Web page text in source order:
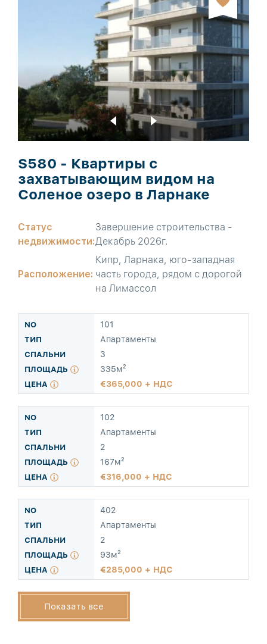
S580 - Квартиры с
захватывающим видом на
Соленое озеро в Ларнаке
Статус
недвижимости:
Завершение строительства -
Декабрь 2026г.
Расположение:
Кипр, Ларнака, юго-западная
часть города, рядом с дорогой
на Лимассол
101
Апартаменты
3
335м²
365,000 + НДС